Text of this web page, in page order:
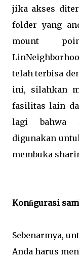
jika akses
folder yang
mount
telah terbisa
ini, silahkan
fasilitas lain
lagi bahwa
digunakan
membuka
Konﬁgurasi
Sebenarmya,
Anda harus